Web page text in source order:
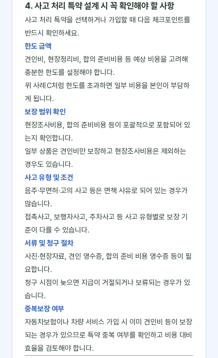
4. 사고 처리 특약 설계 시 꼭 확인해야 할 사항
사고 처리 특약을 선택하거나 가입할 때 다음 체크포인트를
반드시 확인하세요.
한도 금액
견인비, 현장정리비, 합의 준비비용 등 예상 비용을 고려해
충분한 한도를 설정해야 합니다.
위 사례 C처럼 한도를 초과하면 일부 비용을 본인이 부담하
게 됩니다.
보장 범위 확인
현장조사비용, 합의 준비비용 등이 포괄적으로 포함되어 있
는지 확인합니다.
일부 상품은 견인비만 보장하고 현장조사비용은 제외하는
경우도 있습니다.
사고 유형 및 조건
음주·무면허·고의 사고 등은 면책 사유로 되어 있는 경우가
많습니다.
접촉사고, 보행자사고, 주차사고 등 사고 유형별로 보장 기
준이 다를 수 있습니다.
서류 및 청구 절차
사진·현장자료, 견인 영수증, 합의 준비 비용 영수증 등이 필
요합니다.
청구 시점이 늦으면 지급이 거절되거나 보류되는 경우가 있
습니다.
중복보장 여부
자동차보험이나 차량 서비스 가입 시 이미 견인비 등이 보장
되는 경우가 있으므로 특약 중복 여부를 확인하고 비용 대비
효율을 검토해야 합니다.